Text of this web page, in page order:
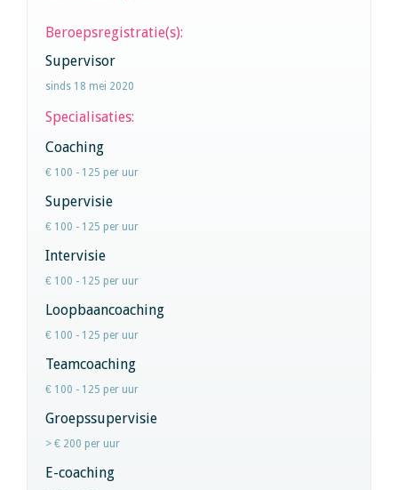
Beroepsregistratie(s):
Supervisor
sinds 18 mei 2020
Specialisaties:
Coaching
€ 100 - 125 per uur
Supervisie
€ 100 - 125 per uur
Intervisie
€ 100 - 125 per uur
Loopbaancoaching
€ 100 - 125 per uur
Teamcoaching
€ 100 - 125 per uur
Groepssupervisie
> € 200 per uur
E-coaching